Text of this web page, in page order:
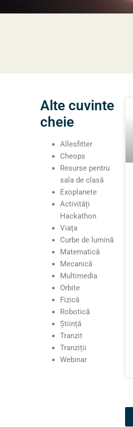
Alte cuvinte
cheie
Allesfitter
Cheops
Resurse pentru
sala de clasă
Exoplanete
Activități
Hackathon
Viața
Curbe de lumină
Matematică
Mecanică
Multimedia
Orbite
Fizică
Robotică
Știință
Tranzit
Tranziții
Webinar